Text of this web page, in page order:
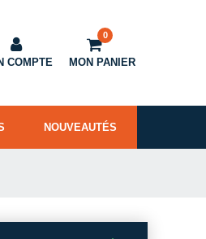
COMPTE
0
MON PANIER
NOUVEAUTÉS